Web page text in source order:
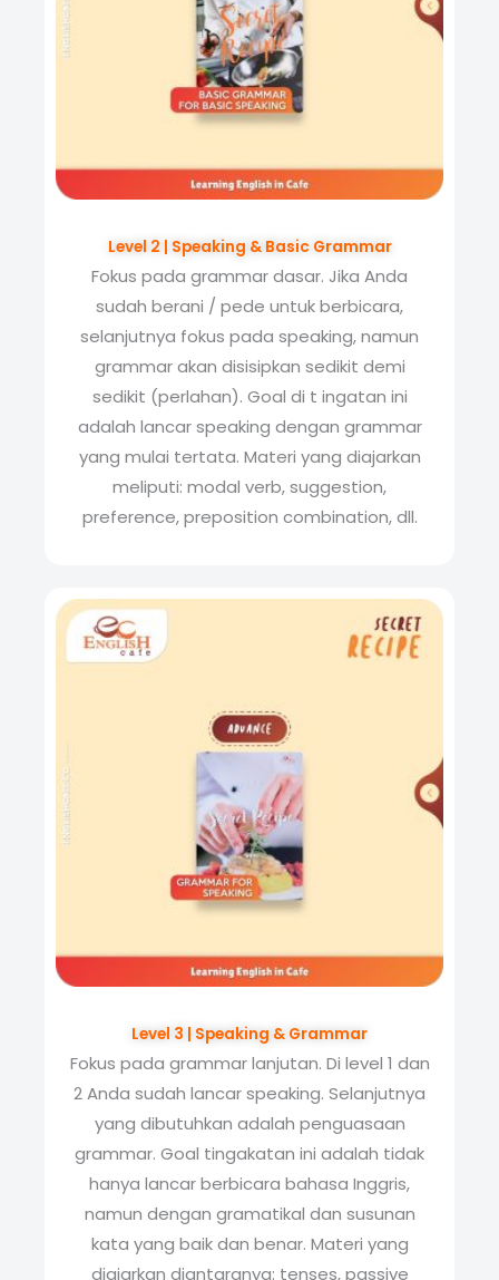
Level 2 | Speaking & Basic Grammar
Fokus pada grammar dasar. Jika Anda
sudah berani / pede untuk berbicara,
selanjutnya fokus pada speaking, namun
grammar akan disisipkan sedikit demi
sedikit (perlahan). Goal di t ingatan ini
adalah lancar speaking dengan grammar
yang mulai tertata. Materi yang diajarkan
meliputi: modal verb, suggestion,
preference, preposition combination, dll.
Level 3 | Speaking & Grammar
Fokus pada grammar lanjutan. Di level 1 dan
2 Anda sudah lancar speaking. Selanjutnya
yang dibutuhkan adalah penguasaan
grammar. Goal tingakatan ini adalah tidak
hanya lancar berbicara bahasa Inggris,
namun dengan gramatikal dan susunan
kata yang baik dan benar. Materi yang
diajarkan diantaranya: tenses, passive